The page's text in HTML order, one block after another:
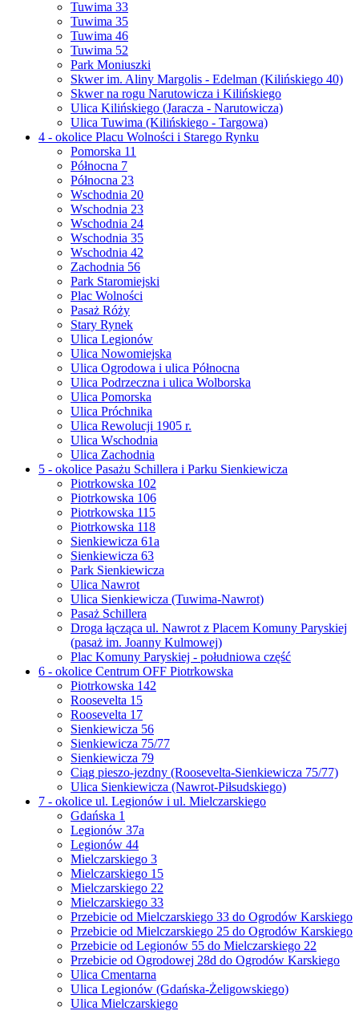
Tuwima 33
Tuwima 35
Tuwima 46
Tuwima 52
Park Moniuszki
Skwer im. Aliny Margolis - Edelman (Kilińskiego 40)
Skwer na rogu Narutowicza i Kilińskiego
Ulica Kilińskiego (Jaracza - Narutowicza)
Ulica Tuwima (Kilińskiego - Targowa)
4 - okolice Placu Wolności i Starego Rynku
Pomorska 11
Północna 7
Północna 23
Wschodnia 20
Wschodnia 23
Wschodnia 24
Wschodnia 35
Wschodnia 42
Zachodnia 56
Park Staromiejski
Plac Wolności
Pasaż Róży
Stary Rynek
Ulica Legionów
Ulica Nowomiejska
Ulica Ogrodowa i ulica Północna
Ulica Podrzeczna i ulica Wolborska
Ulica Pomorska
Ulica Próchnika
Ulica Rewolucji 1905 r.
Ulica Wschodnia
Ulica Zachodnia
5 - okolice Pasażu Schillera i Parku Sienkiewicza
Piotrkowska 102
Piotrkowska 106
Piotrkowska 115
Piotrkowska 118
Sienkiewicza 61a
Sienkiewicza 63
Park Sienkiewicza
Ulica Nawrot
Ulica Sienkiewicza (Tuwima-Nawrot)
Pasaż Schillera
Droga łącząca ul. Nawrot z Placem Komuny Paryskiej
(pasaż im. Joanny Kulmowej)
Plac Komuny Paryskiej - południowa część
6 - okolice Centrum OFF Piotrkowska
Piotrkowska 142
Roosevelta 15
Roosevelta 17
Sienkiewicza 56
Sienkiewicza 75/77
Sienkiewicza 79
Ciąg pieszo-jezdny (Roosevelta-Sienkiewicza 75/77)
Ulica Sienkiewicza (Nawrot-Piłsudskiego)
7 - okolice ul. Legionów i ul. Mielczarskiego
Gdańska 1
Legionów 37a
Legionów 44
Mielczarskiego 3
Mielczarskiego 15
Mielczarskiego 22
Mielczarskiego 33
Przebicie od Mielczarskiego 33 do Ogrodów Karskiego
Przebicie od Mielczarskiego 25 do Ogrodów Karskiego
Przebicie od Legionów 55 do Mielczarskiego 22
Przebicie od Ogrodowej 28d do Ogrodów Karskiego
Ulica Cmentarna
Ulica Legionów (Gdańska-Żeligowskiego)
Ulica Mielczarskiego